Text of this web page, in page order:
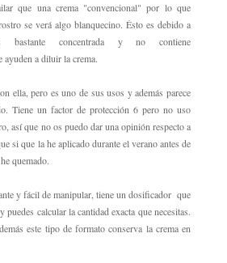
que una crema "convencional" por lo que
se verá algo blanquecino. Ésto es debido a
concentrada y no contiene
a diluir la crema.
ella, pero es uno de sus usos y además parece
Tiene un factor de protección 6 pero no uso
así que no os puedo dar una opinión respecto a
si que la he aplicado durante el verano antes de
quemado.
y fácil de manipular, tiene un dosificador que
puedes calcular la cantidad exacta que necesitas.
este tipo de formato conserva la crema en